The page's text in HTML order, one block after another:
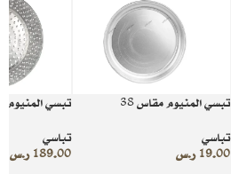
تبسي المنيوم مقاس 38
تباسي
19.00 ر.س
تبسي المنيوم
تباسي
189.00 ر.س